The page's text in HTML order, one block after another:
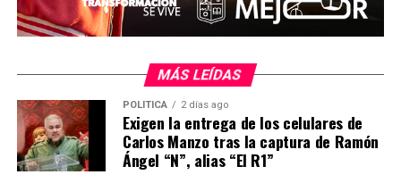
Comparte con:
MÁS LEÍDAS
POLÍTICA 2 días ago
Exigen la entrega de los celulares de
Carlos Manzo tras la captura de Ramón
Ángel “N”, alias “El R1”